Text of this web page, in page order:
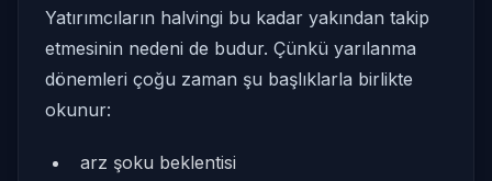
Yatırımcıların halvingi bu kadar yakından takip
etmesinin nedeni de budur. Çünkü yarılanma
dönemleri çoğu zaman şu başlıklarla birlikte
okunur:
arz şoku beklentisi